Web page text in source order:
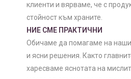
клиенти и вярваме, че с
стойност към храните.
НИЕ СМЕ ПРАКТИЧНИ
Обичаме да помагаме на
и ясни решения. Както
харесваме яснотата на